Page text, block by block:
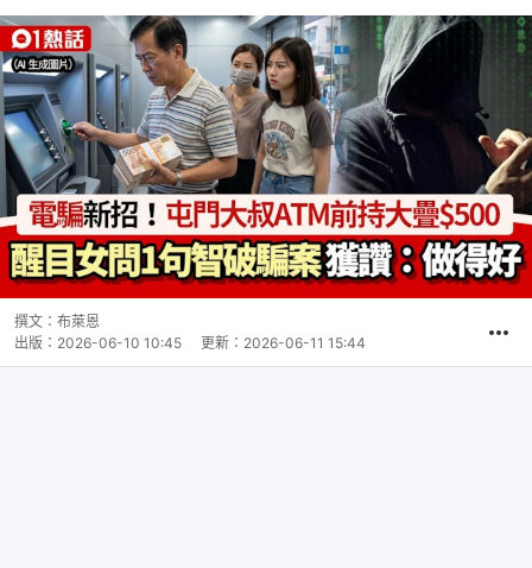
撰文： 布萊恩
出版： 2026-06-10 10:45 更新： 2026-06-11 15:44